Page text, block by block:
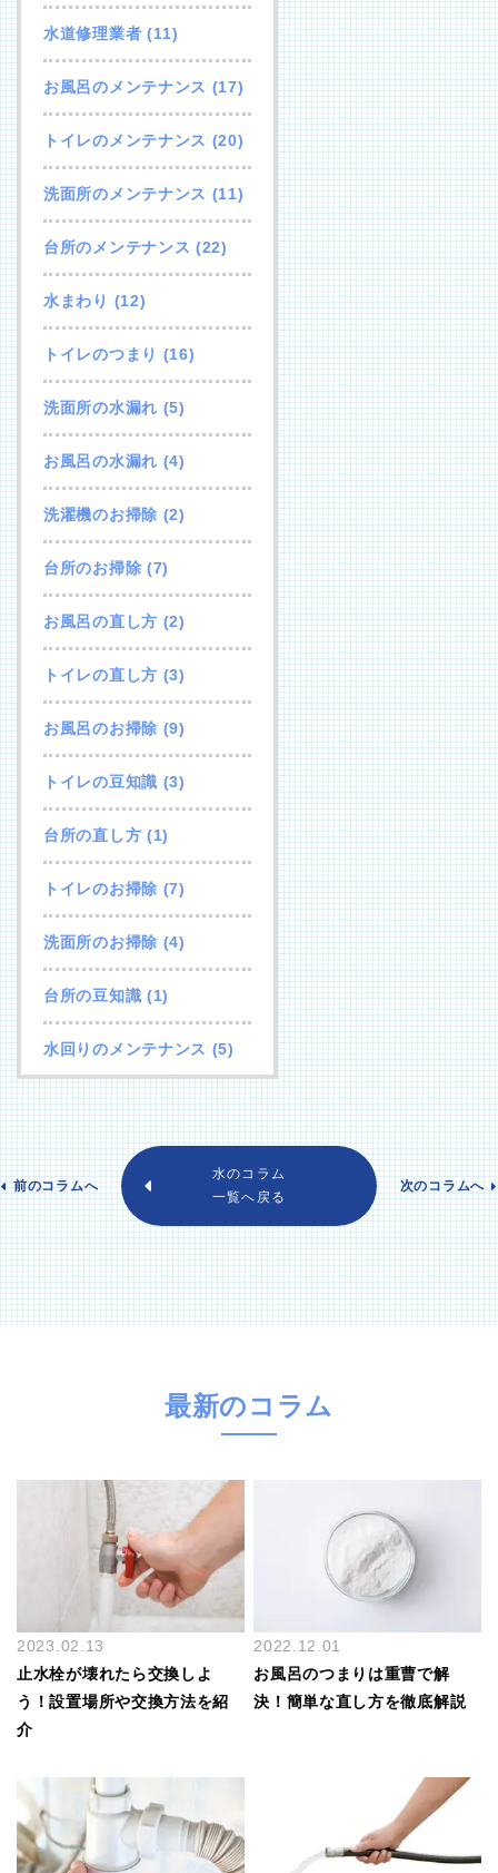
水道修理業者 (11)
お風呂のメンテナンス (17)
トイレのメンテナンス (20)
洗面所のメンテナンス (11)
台所のメンテナンス (22)
水まわり (12)
トイレのつまり (16)
洗面所の水漏れ (5)
お風呂の水漏れ (4)
洗濯機のお掃除 (2)
台所のお掃除 (7)
お風呂の直し方 (2)
トイレの直し方 (3)
お風呂のお掃除 (9)
トイレの豆知識 (3)
台所の直し方 (1)
トイレのお掃除 (7)
洗面所のお掃除 (4)
台所の豆知識 (1)
水回りのメンテナンス (5)
前のコラムへ
水のコラム
一覧へ戻る
次のコラムへ
最新のコラム
2023.02.13
止水栓が壊れたら交換しよ
う！設置場所や交換方法を紹
介
2022.12.01
お風呂のつまりは重曹で解
決！簡単な直し方を徹底解説